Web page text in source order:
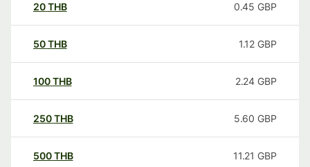
20THB 0.45 GBP
50THB 1.12 GBP
100THB 2.24 GBP
250THB 5.60 GBP
500THB 11.21 GBP